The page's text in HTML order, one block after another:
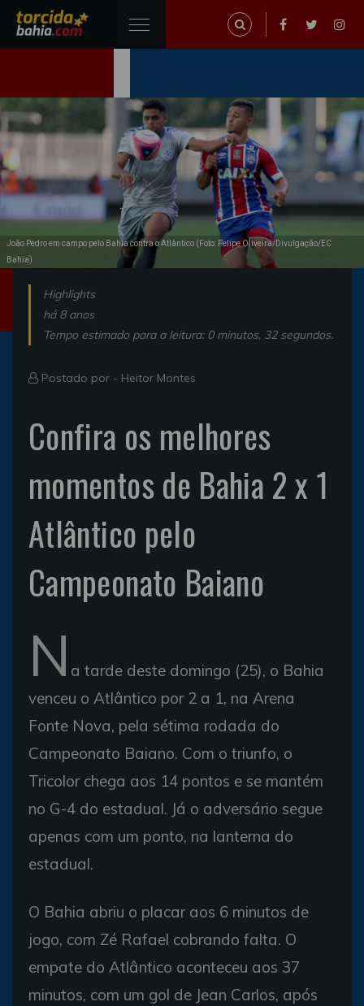
João Pedro em campo pelo Bahia contra o Atlântico (Foto: Felipe Oliveira/Divulgação/EC
Bahia)
Highlights
há 8 anos
Tempo estimado para a leitura: 0 minutos, 32 segundos.
Postado por - Heitor Montes
Confira os melhores
momentos de Bahia 2 x 1
Atlântico pelo
Campeonato Baiano
N a tarde deste domingo (25), o Bahia
venceu o Atlântico por 2 a 1, na Arena
Fonte Nova, pela sétima rodada do
Campeonato Baiano. Com o triunfo, o
Tricolor chega aos 14 pontos e se mantém
no G-4 do estadual. Já o adversário segue
apenas com um ponto, na lanterna do
estadual.
O Bahia abriu o placar aos 6 minutos de
jogo, com Zé Rafael cobrando falta. O
empate do Atlântico aconteceu aos 37
minutos, com um gol de Jean Carlos, após